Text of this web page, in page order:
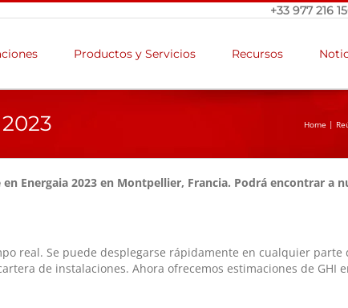
+33 977 216
Productos y Servicios Recursos
Home |
Energaia 2023 en Montpellier, Francia. Podrá encontrar a
real. Se puede desplegarse rápidamente en cualquier parte
de instalaciones. Ahora ofrecemos estimaciones de GHI